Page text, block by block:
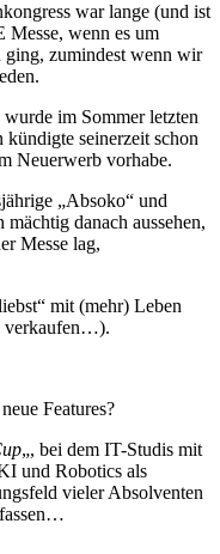
war lange (und ist
Messe, wenn es um
zumindest wenn wir
im Sommer letzten
kündigte seinerzeit schon
Neuerwerb vorhabe.
„Absoko“ und
danach aussehen,
Messe lag,
mit (mehr) Leben
verkaufen…).
Features?
„, bei dem IT-Studis mit
und Robotics als
vieler Absolventen